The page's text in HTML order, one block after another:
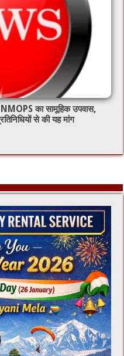
का सामूहिक उपवास,
से की यह मांग